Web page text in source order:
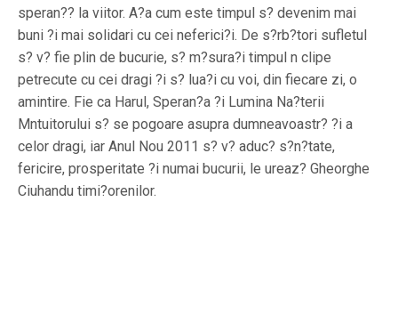
speran?? la viitor. A?a cum este timpul s? devenim mai
buni ?i mai solidari cu cei neferici?i. De s?rb?tori sufletul
s? v? fie plin de bucurie, s? m?sura?i timpul n clipe
petrecute cu cei dragi ?i s? lua?i cu voi, din fiecare zi, o
amintire. Fie ca Harul, Speran?a ?i Lumina Na?terii
Mntuitorului s? se pogoare asupra dumneavoastr? ?i a
celor dragi, iar Anul Nou 2011 s? v? aduc? s?n?tate,
fericire, prosperitate ?i numai bucurii, le ureaz? Gheorghe
Ciuhandu timi?orenilor.